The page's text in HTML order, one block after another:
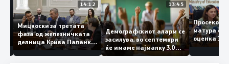
14:12
Мицкоски за третата
фаза од железничката
делница Крива Паланка
– Деве Баир: Проектот
нема да заврши на
13:45
Демографскиот аларм се
засилува, во септември
ќе имаме најмалку 3.000
првачиња помалку
матура
оценка